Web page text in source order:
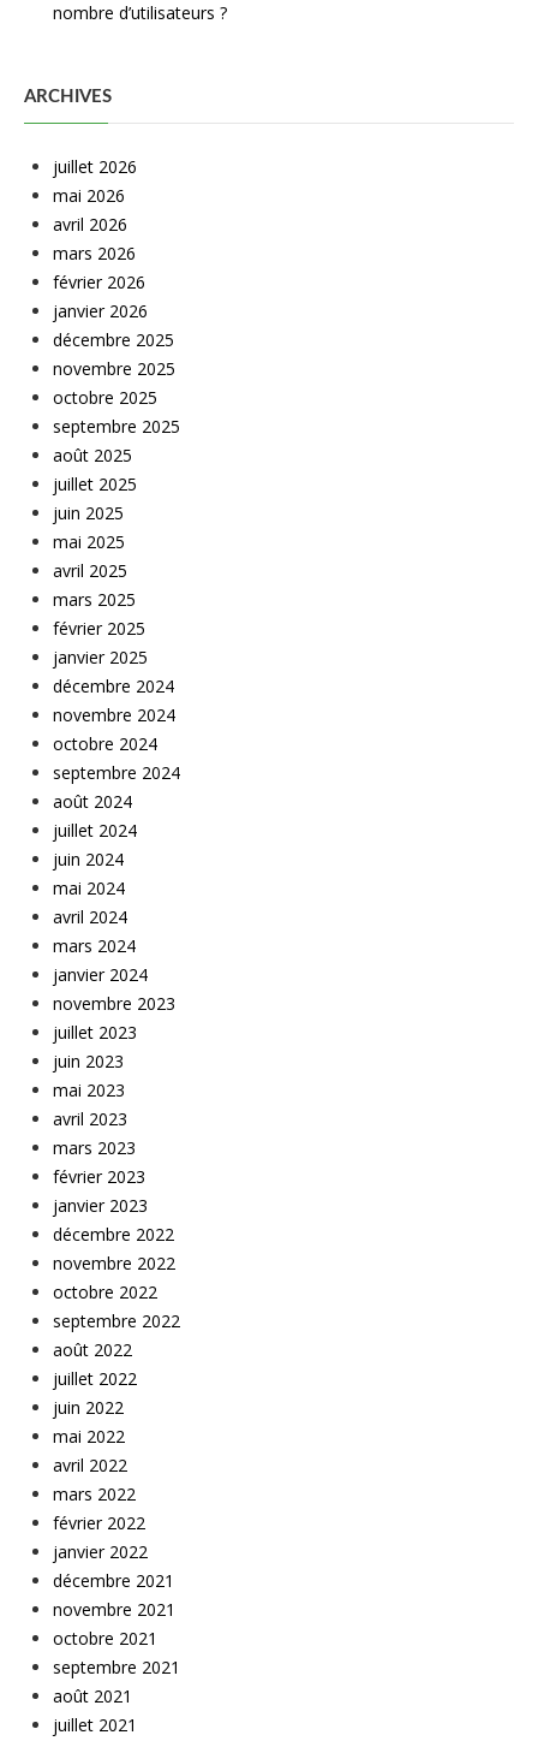
nombre d’utilisateurs ?
ARCHIVES
juillet 2026
mai 2026
avril 2026
mars 2026
février 2026
janvier 2026
décembre 2025
novembre 2025
octobre 2025
septembre 2025
août 2025
juillet 2025
juin 2025
mai 2025
avril 2025
mars 2025
février 2025
janvier 2025
décembre 2024
novembre 2024
octobre 2024
septembre 2024
août 2024
juillet 2024
juin 2024
mai 2024
avril 2024
mars 2024
janvier 2024
novembre 2023
juillet 2023
juin 2023
mai 2023
avril 2023
mars 2023
février 2023
janvier 2023
décembre 2022
novembre 2022
octobre 2022
septembre 2022
août 2022
juillet 2022
juin 2022
mai 2022
avril 2022
mars 2022
février 2022
janvier 2022
décembre 2021
novembre 2021
octobre 2021
septembre 2021
août 2021
juillet 2021